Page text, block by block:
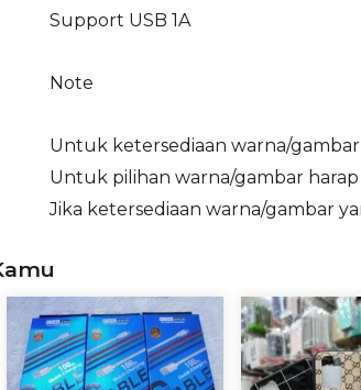
Support USB 1A
Note
Untuk ketersediaan warna/
Untuk pilihan warna/gambar
Jika ketersediaan warna/gambar